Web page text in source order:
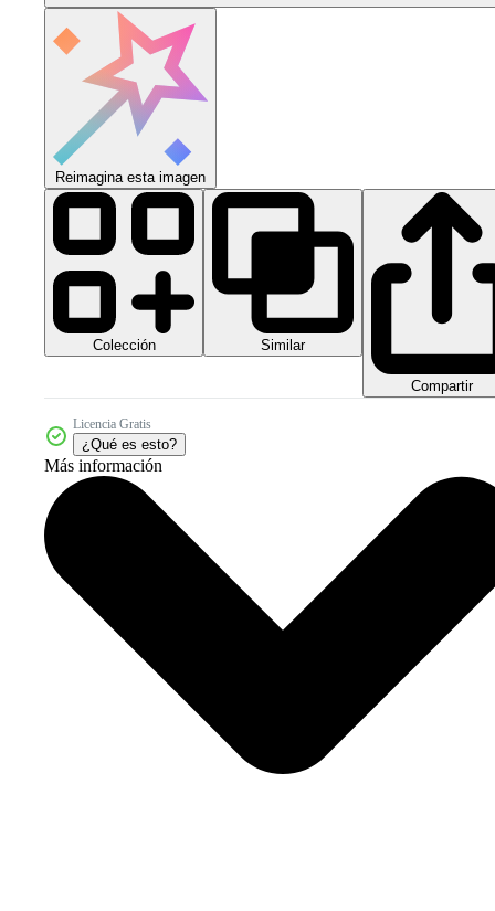
Reimagina esta imagen
Colección Similar
Compartir
Licencia Gratis
¿Qué es esto?
Más información